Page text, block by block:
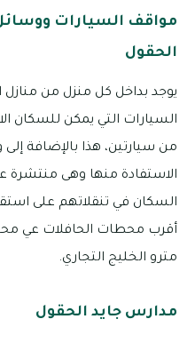
مواقف السيارات
الحقول
يوجد بداخل كل منزل من
السيارات التي يمكن للسكان
من سيارتين، هذا بالإضافة إلى
الاستفادة منها وهى منتشرة
السكان في تنقلاتهم على
أقرب محطات الحافلات عي
مترو الخليج التجاري.
مدارس جايد الحقول